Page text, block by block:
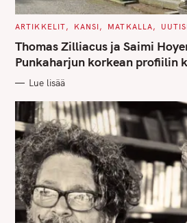
C
T
E
G
O
I
S
ARTIKKELIT KANSI MATKALLA
Thomas Zilliacus ja Saimi
Punkaharjun korkean profiilin
Lue lisää